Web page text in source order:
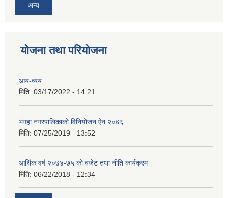
अन्य
योजना तथा परियोजना
आय-व्यय
मिति: 03/17/2022 - 14:21
भंगहा नगरपालिकाको विनियोजन ऐन २०७६
मिति: 07/25/2019 - 13:52
आर्थिक वर्ष २०७४-७५ को बजेट तथा नीति कार्यक्रम
मिति: 06/22/2018 - 12:34